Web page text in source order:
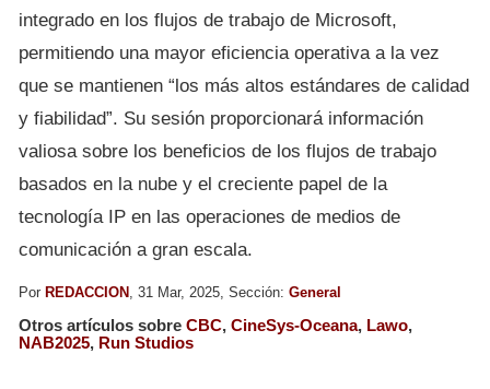
integrado en los flujos de trabajo de Microsoft,
permitiendo una mayor eficiencia operativa a la vez
que se mantienen “los más altos estándares de calidad
y fiabilidad”. Su sesión proporcionará información
valiosa sobre los beneficios de los flujos de trabajo
basados en la nube y el creciente papel de la
tecnología IP en las operaciones de medios de
comunicación a gran escala.
Por REDACCION , 31 Mar, 2025, Sección: General
Otros artículos sobre CBC, CineSys-Oceana, Lawo,
NAB2025, Run Studios